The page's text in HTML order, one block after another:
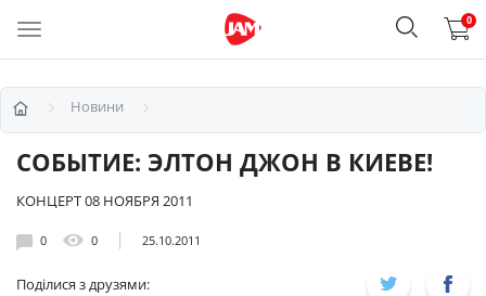
0
Новини
СОБЫТИЕ: ЭЛТОН ДЖОН В КИЕВЕ!
КОНЦЕРТ 08 НОЯБРЯ 2011
0 0 25.10.2011
Поділися з друзями: